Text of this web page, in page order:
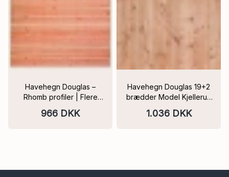
Havehegn Douglas –
Rhomb profiler | Flere
966 DKK
Havehegn Douglas 19+2
brædder Model Kjellerup
1.036 DKK